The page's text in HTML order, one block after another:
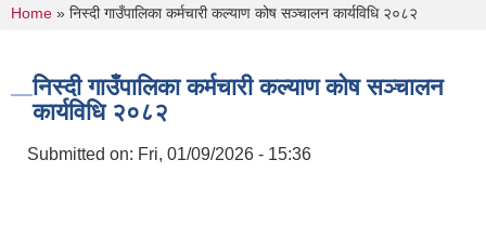
You are here
Home » निस्दी गाउँपालिका कर्मचारी कल्याण कोष सञ्चालन कार्यविधि २०८२
निस्दी गाउँपालिका कर्मचारी कल्याण कोष सञ्चालन
कार्यविधि २०८२
Submitted on: Fri, 01/09/2026 - 15:36